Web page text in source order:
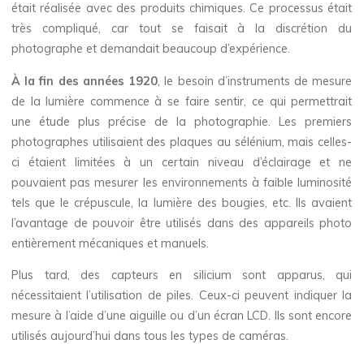
était réalisée avec des produits chimiques. Ce processus était
très compliqué, car tout se faisait à la discrétion du
photographe et demandait beaucoup d’expérience.
À la fin des années 1920 , le besoin d’instruments de mesure
de la lumière commence à se faire sentir, ce qui permettrait
une étude plus précise de la photographie. Les premiers
photographes utilisaient des plaques au sélénium, mais celles-
ci étaient limitées à un certain niveau d’éclairage et ne
pouvaient pas mesurer les environnements à faible luminosité
tels que le crépuscule, la lumière des bougies, etc. Ils avaient
l’avantage de pouvoir être utilisés dans des appareils photo
entièrement mécaniques et manuels.
Plus tard, des capteurs en silicium sont apparus, qui
nécessitaient l’utilisation de piles. Ceux-ci peuvent indiquer la
mesure à l’aide d’une aiguille ou d’un écran LCD. Ils sont encore
utilisés aujourd’hui dans tous les types de caméras.